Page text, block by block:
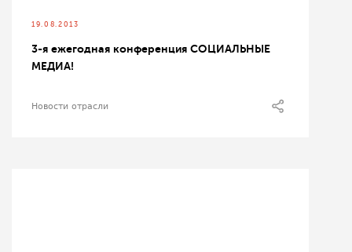
19.08.2013
3-я ежегодная конференция СОЦИАЛЬНЫЕ
МЕДИА!
Новости отрасли